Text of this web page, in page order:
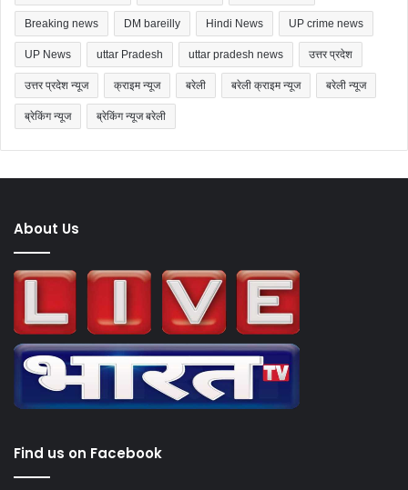
Breaking news DM bareilly Hindi News UP crime news
UP News uttar Pradesh uttar pradesh news उत्तर प्रदेश
उत्तर प्रदेश न्यूज क्राइम न्यूज बरेली बरेली क्राइम न्यूज बरेली न्यूज
ब्रेकिंग न्यूज ब्रेकिंग न्यूज बरेली
About Us
Find us on Facebook